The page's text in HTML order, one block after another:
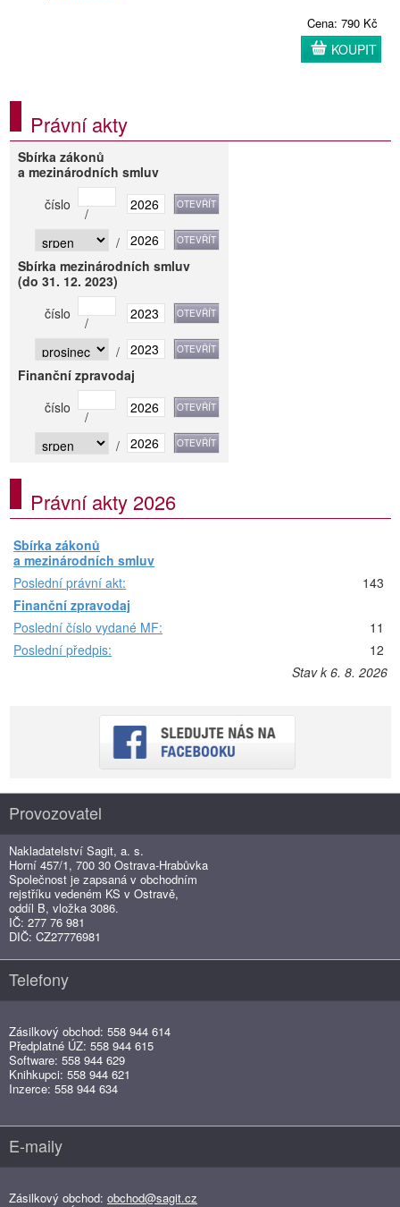
Cena: 790 Kč
KOUPIT
Právní akty
Sbírka zákonů
a mezinárodních smluv
číslo
/
/
Sbírka mezinárodních smluv
(do 31. 12. 2023)
číslo
/
/
Finanční zpravodaj
číslo
/
/
Právní akty 2026
Sbírka zákonů
a mezinárodních smluv
Poslední právní akt:
143
Finanční zpravodaj
Poslední číslo vydané MF:
11
Poslední předpis:
12
Stav k 6. 8. 2026
Provozovatel
Nakladatelství Sagit, a. s.
Horní 457/1, 700 30 Ostrava-Hrabůvka
Společnost je zapsaná v obchodním
rejstříku vedeném KS v Ostravě,
oddíl B, vložka 3086.
IČ: 277 76 981
DIČ: CZ27776981
Telefony
Zásilkový obchod: 558 944 614
Předplatné ÚZ: 558 944 615
Software: 558 944 629
Knihkupci: 558 944 621
Inzerce: 558 944 634
E-maily
Zásilkový obchod: obchod@sagit.cz